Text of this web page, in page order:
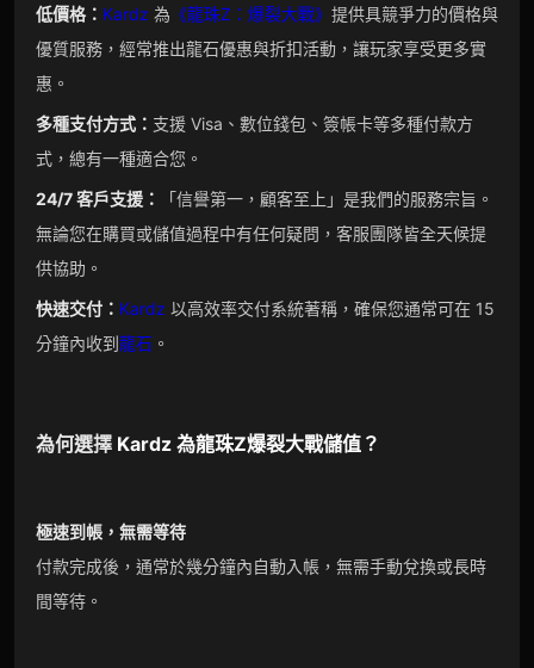
低價格： Kardz 為 《龍珠Z：爆裂大戰》 提供具競爭力的價格與
優質服務，經常推出龍石優惠與折扣活動，讓玩家享受更多實
惠。
多種支付方式： 支援 Visa、數位錢包、簽帳卡等多種付款方
式，總有一種適合您。
24/7 客戶支援：
「信譽第一，顧客至上」是我們的服務宗旨。
無論您在購買或儲值過程中有任何疑問，客服團隊皆全天候提
供協助。
快速交付： Kardz 以高效率交付系統著稱，確保您通常可在 15
分鐘內收到龍石 。
為何選擇 Kardz為龍珠Z爆裂大戰儲值？
極速到帳，無需等待
付款完成後，通常於幾分鐘內自動入帳，無需手動兌換或長時
間等待。